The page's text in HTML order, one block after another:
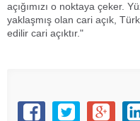
açığımızı o noktaya çeker.
yaklaşmış olan cari açık,
edilir cari açıktır."